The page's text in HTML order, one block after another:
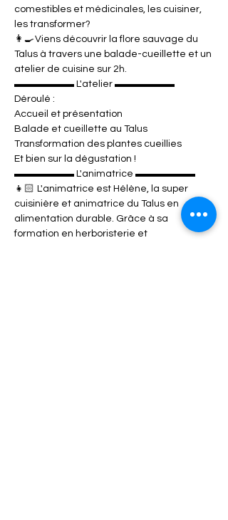
comestibles et médicinales, les cuisiner,
les transformer?
👩‍🍳 Viens découvrir la flore sauvage du
Talus à travers une balade-cueillette et un
atelier de cuisine sur 2h.
▬▬▬▬▬▬ L'atelier ▬▬▬▬▬▬
Déroulé :
Accueil et présentation
Balade et cueillette au Talus
Transformation des plantes cueillies
Et bien sur la dégustation !
▬▬▬▬▬▬ L'animatrice ▬▬▬▬▬▬
👧🏻  L'animatrice est Hélène, la super
cuisinière et animatrice du Talus en
alimentation durable. Grâce à sa
formation en herboristerie et